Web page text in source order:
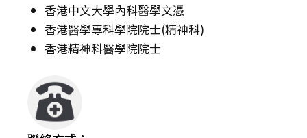
香港中文大學內科醫學文憑
香港醫學專科學院院士(精神科)
香港精神科醫學院院士